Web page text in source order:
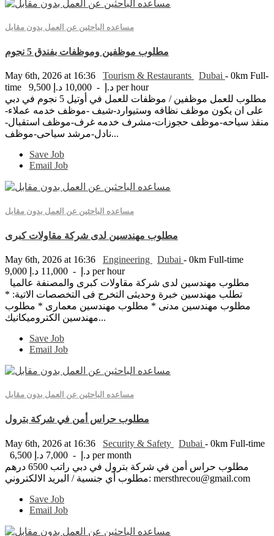
مساعده الباحثين عن العمل بدون مقابل
مطلوب موظفين وموظفات بفندق 5 نجوم
May 6th, 2026 at 16:36 Tourism & Restaurants Dubai - 0km Full-
time
9,500 د.إ - 10,000 د.إ per hour
مطلوب للعمل موظفين / موظفات للعمل في أوتيل 5 نجوم في دبي
على ان يكون موظف نظافه وستيوارد-شيف -موظف خدمه عملاء-
منقذ سياحه-موظف حجوزات-مشرف خدمه غرف-موظف استقبال-
نادل-مرشد سياحى-موظف...
Save Job
Email Job
مساعده الباحثين عن العمل بدون مقابل
مطلوب مهندسين لدى شركة مقاولات كبرى
May 6th, 2026 at 16:36 Engineering Dubai - 0km Full-time
9,000 د.إ - 11,000 د.إ per hour
تطلب مهندسين خبرة وحديثى التخرج فى التخصصات الاتية: *
مطلوب مهندسين مدنى * مطلوب مهندسين معمارى * مطلوب
مهندسين الكتروميكانيك...
Save Job
Email Job
مساعده الباحثين عن العمل بدون مقابل
مطلوب حراس أمن في شركة بترول
May 6th, 2026 at 16:36 Security & Safety Dubai - 0km Full-time
6,500 د.إ - 7,000 د.إ per month
مطلوب حراس أمن في شركة بترول في دبي راتب 6500 درهم
مطلوب أي جنسية / البريد الالكتروني: mersthrecou@gmail.com
Save Job
Email Job